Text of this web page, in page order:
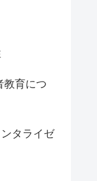
育につ
タライゼ